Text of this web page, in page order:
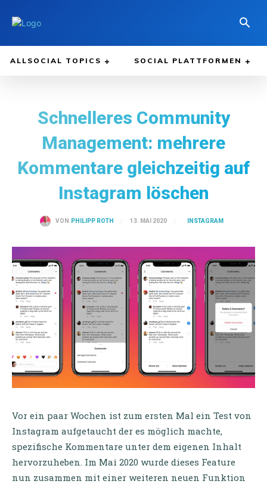
ALLSOCIAL TOPICS SOCIAL PLATTFORMEN
Schnelleres Community
Management: mehrere
Kommentare gleichzeitig auf
Instagram löschen
VON PHILIPP ROTH 13. MAI 2020 INSTAGRAM
Vor ein paar Wochen ist zum ersten Mal ein Test von
Instagram aufgetaucht der es möglich machte,
spezifische Kommentare unter dem eigenen Inhalt
hervorzuheben. Im Mai 2020 wurde dieses Feature
nun zusammen mit einer weiteren neuen Funktion